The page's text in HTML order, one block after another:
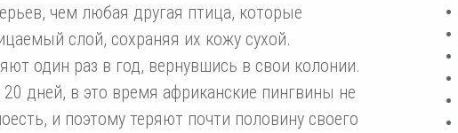
чем любая другая птица, которые
слой, сохраняя их кожу сухой.
один раз в год, вернувшись в свои колонии.
дней, в это время африканские пингвины не
и поэтому теряют почти половину своего